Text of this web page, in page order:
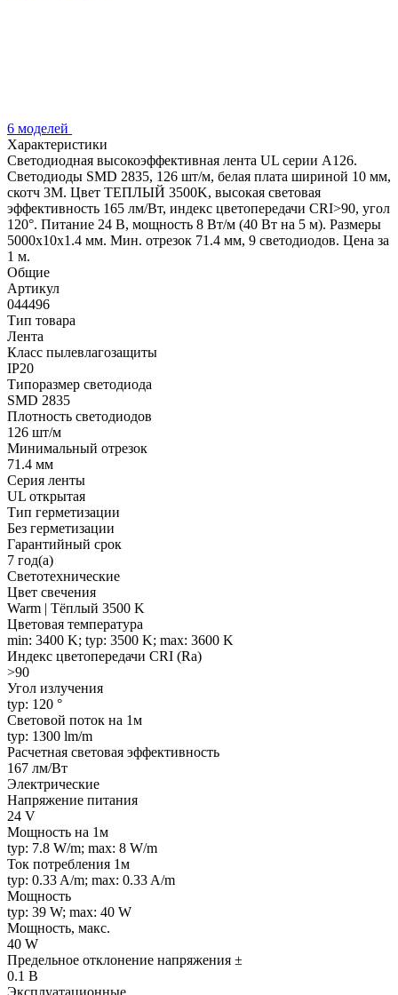
6 моделей
Характеристики
Светодиодная высокоэффективная лента UL серии A126.
Светодиоды SMD 2835, 126 шт/м, белая плата шириной 10 мм,
скотч 3M. Цвет ТЕПЛЫЙ 3500K, высокая световая
эффективность 165 лм/Вт, индекс цветопередачи CRI>90, угол
120°. Питание 24 В, мощность 8 Вт/м (40 Вт на 5 м). Размеры
5000x10x1.4 мм. Мин. отрезок 71.4 мм, 9 светодиодов. Цена за
1 м.
Общие
Артикул
044496
Тип товара
Лента
Класс пылевлагозащиты
IP20
Типоразмер светодиода
SMD 2835
Плотность светодиодов
126 шт/м
Минимальный отрезок
71.4 мм
Серия ленты
UL открытая
Тип герметизации
Без герметизации
Гарантийный срок
7 год(а)
Светотехнические
Цвет свечения
Warm | Тёплый 3500 K
Цветовая температура
min: 3400 K; typ: 3500 K; max: 3600 K
Индекс цветопередачи CRI (Ra)
>90
Угол излучения
typ: 120 °
Световой поток на 1м
typ: 1300 lm/m
Расчетная световая эффективность
167 лм/Вт
Электрические
Напряжение питания
24 V
Мощность на 1м
typ: 7.8 W/m; max: 8 W/m
Ток потребления 1м
typ: 0.33 A/m; max: 0.33 A/m
Мощность
typ: 39 W; max: 40 W
Мощность, макс.
40 W
Предельное отклонение напряжения ±
0.1 В
Эксплуатационные